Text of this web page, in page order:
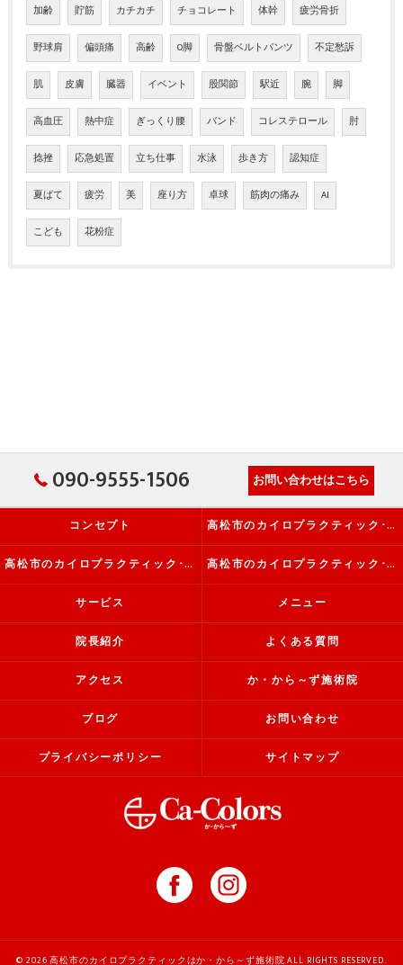
加齢 貯筋 カチカチ チョコレート 体幹 疲労骨折
野球肩 偏頭痛 高齢 O脚 骨盤ベルトパンツ 不定愁訴
肌 皮膚 臓器 イベント 股関節 駅近 腕 脚
高血圧 熱中症 ぎっくり腰 バンド コレステロール 肘
捻挫 応急処置 立ち仕事 水泳 歩き方 認知症
夏ばて 疲労 美 座り方 卓球 筋肉の痛み AI
こども 花粉症
090-9555-1506 お問い合わせはこちら
コンセプト 高松市のカイロプラクティック･か・から～ず施術院の口コミ情報
高松市のカイロプラクティック･か・から～ず施術院の評判 高松市のカイロプラクティック･か・から～ず施術院のお客様の声
サービス メニュー
院長紹介 よくある質問
アクセス か・から～ず施術院
ブログ お問い合わせ
プライバシーポリシー サイトマップ
© 2026 高松市のカイロプラクティックはか・から～ず施術院 ALL RIGHTS RESERVED.